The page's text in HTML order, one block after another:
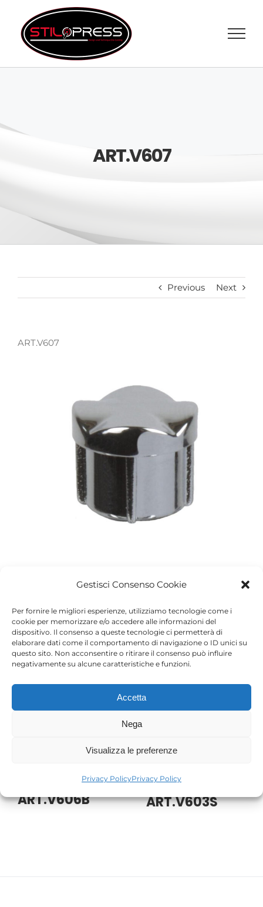
Gestisci Consenso Cookie
Per fornire le migliori esperienze, utilizziamo tecnologie come i
cookie per memorizzare e/o accedere alle informazioni del
dispositivo. Il consenso a queste tecnologie ci permetterà di
elaborare dati come il comportamento di navigazione o ID unici su
questo sito. Non acconsentire o ritirare il consenso può influire
negativamente su alcune caratteristiche e funzioni.
Accetta
Nega
Visualizza le preferenze
Privacy PolicyPrivacy Policy
contenuto
ART.V607
Previous Next
ART.V607
Project Details
Categories: Accessori
Progetti correlati
ART.V606B ART.V603S